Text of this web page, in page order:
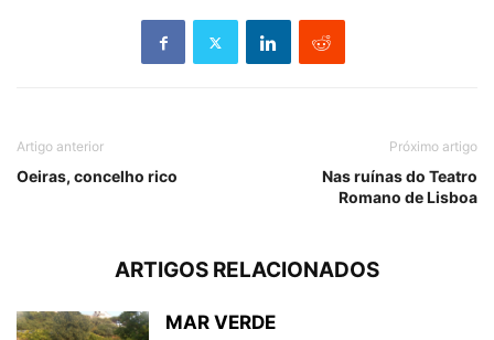
Artigo anterior
Oeiras, concelho rico
Próximo artigo
Nas ruínas do Teatro
Romano de Lisboa
ARTIGOS RELACIONADOS
MAR VERDE